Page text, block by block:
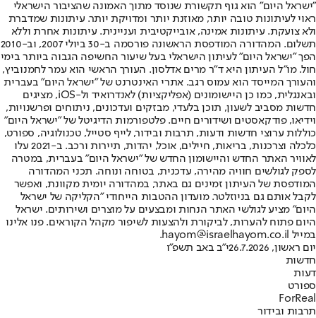
"ישראל היום" הוא גוף תקשורת שנוסד מתוך האמונה שהציבור הישראלי
ראוי לעיתונות טובה יותר, מאוזנת יותר ומדויקת יותר. עיתונות שמדברת
ולא צועקת. עיתונות אמינה, אובייקטיבית ועניינית. עיתונות אחרת וללא
תשלום. המהדורה המודפסת הראשונה פורסמה ב-30 ביולי 2007, וב-2010
הפך "ישראל היום" לעיתון הישראלי בעל שיעור החשיפה הגבוה ביותר בימי
חול. מו"ל העיתון היא ד"ר מרים אדלסון. העורך הראשי הוא עמר לחמנוביץ,
והעורך המייסד הוא עמוס רגב. אתרי האינטרנט של "ישראל היום" בעברית
ובאנגלית, כמו כן היישומונים (אפליקציות) לאנדרואיד ול-iOS, מציגים
חדשות מסביב לשעון, תוכן בלעדי, מבזקים ועדכונים, ניתוחים ופרשנויות,
וידיאו, פודקאסטים ושידורים חיים. פלטפורמות הדיגיטל של "ישראל היום"
כוללות ערוצי חדשות ודעות, תרבות ובידור, לייף סטייל, טכנולוגיה, ספורט,
כלכלה וצרכנות, בריאות, חיילים, אוכל, יהדות, תיירות ורכב. ב-2021 עלו
לאוויר האתר החדש והיישומון החדש של "ישראל היום" בעברית, במטרה
לספק לגולשים חוויה מהירה, עדכנית, בטוחה ונוחה. תכני המהדורה
המודפסת של העיתון זמינים גם באתר, במהדורה יומית מקוונת, ואפשר
לקבל אותם גם בניוזלטר. מועדון ההטבות הייחודי "הקליקה של ישראל
היום" מציע לגולשי האתר הנחות ומבצעים על מוצרים ושירותים. ישראל
היום פתוח להערות, לביקורת ולהצעות לשיפור מקהל הקוראים. פנו אלינו
במייל hayom@israelhayom.co.il.
יום ראשון, 26.7.2026
י"ב באב תשפ"ו
חדשות
דעות
ספורט
ForReal
תרבות ובידור